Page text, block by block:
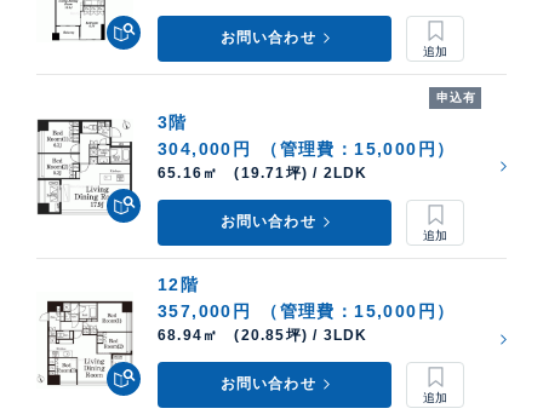
お問い合わせ
申込有
3階
304,000円
（管理費：15,000円）
65.16㎡ (19.71坪) / 2LDK
お問い合わせ
12階
357,000円
（管理費：15,000円）
68.94㎡ (20.85坪) / 3LDK
お問い合わせ